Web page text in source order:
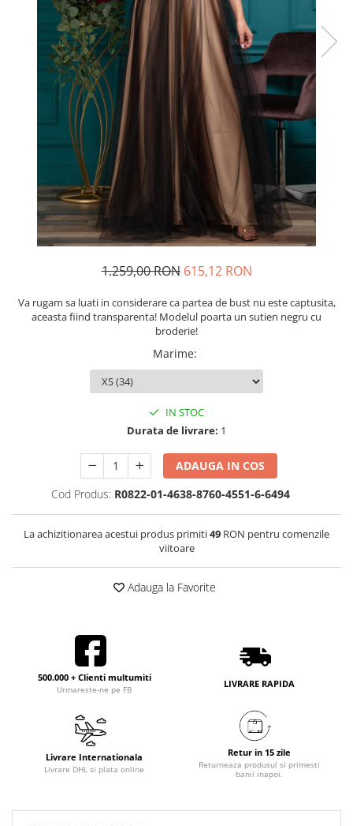
Rochii din dantela
Rochii din tafta
Rochii cu paiete
Rochii din tul
Rochii din catifea
Rochii din Barbie/Bistrech
Rochii din saten
Rochii cu imprimeu
1.259,00 RON 615,12 RON
Va rugam sa luati in considerare ca partea de bust nu este captusita,
aceasta fiind transparenta! Modelul poarta un sutien negru cu
broderie!
Marime:
IN STOC
Durata de livrare: 1
ADAUGA IN COS
Cod Produs: R0822-01-4638-8760-4551-6-6494
La achizitionarea acestui produs primiti49 RON pentru comenzile
viitoare
Adauga la Favorite
500.000 + Clienti multumiti
Urmareste-ne pe FB
LIVRARE RAPIDA
Livrare Internationala
Livrare DHL si plata online
Retur in 15 zile
Returneaza produsul si primesti
banii inapoi.